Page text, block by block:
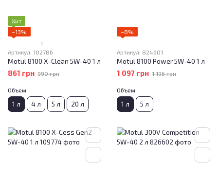
Хит
−13%
1
Артикул: 102786
Motul 8100 X-Clean 5W-40 1 л
861 грн 990 грн
Объем
1 л 4 л 5 л 20 л
−8%
Артикул: 824601
Motul 8100 Power 5W-40 1 л
1 097 грн 1 196 грн
Объем
1 л 5 л